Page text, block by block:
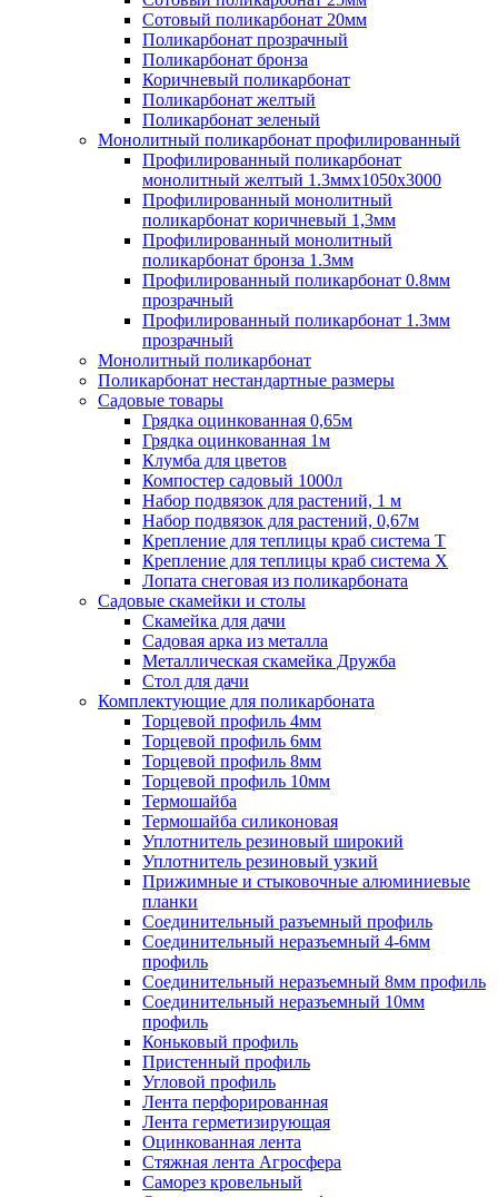
Сотовый поликарбонат 20мм
Поликарбонат прозрачный
Поликарбонат бронза
Коричневый поликарбонат
Поликарбонат желтый
Поликарбонат зеленый
Монолитный поликарбонат профилированный
Профилированный поликарбонат
монолитный желтый 1.3ммх1050х3000
Профилированный монолитный
поликарбонат коричневый 1,3мм
Профилированный монолитный
поликарбонат бронза 1.3мм
Профилированный поликарбонат 0.8мм
прозрачный
Профилированный поликарбонат 1.3мм
прозрачный
Монолитный поликарбонат
Поликарбонат нестандартные размеры
Садовые товары
Грядка оцинкованная 0,65м
Грядка оцинкованная 1м
Клумба для цветов
Компостер садовый 1000л
Набор подвязок для растений, 1 м
Набор подвязок для растений, 0,67м
Крепление для теплицы краб система Т
Крепление для теплицы краб система Х
Лопата снеговая из поликарбоната
Садовые скамейки и столы
Скамейка для дачи
Садовая арка из металла
Металлическая скамейка Дружба
Стол для дачи
Комплектующие для поликарбоната
Торцевой профиль 4мм
Торцевой профиль 6мм
Торцевой профиль 8мм
Торцевой профиль 10мм
Термошайба
Термошайба силиконовая
Уплотнитель резиновый широкий
Уплотнитель резиновый узкий
Прижимные и стыковочные алюминиевые
планки
Соединительный разъемный профиль
Соединительный неразъемный 4-6мм
профиль
Соединительный неразъемный 8мм профиль
Соединительный неразъемный 10мм
профиль
Коньковый профиль
Пристенный профиль
Угловой профиль
Лента перфорированная
Лента герметизирующая
Оцинкованная лента
Стяжная лента Агросфера
Саморез кровельный